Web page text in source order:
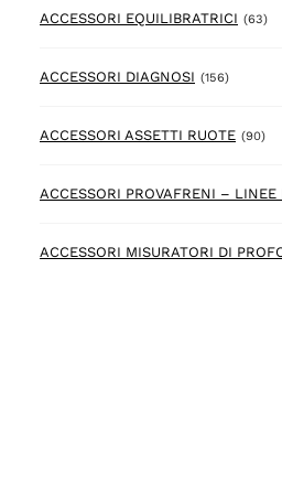
ACCESSORI EQUILIBRATRICI (63)
ACCESSORI DIAGNOSI (156)156
ACCESSORI ASSETTI RUOTE (90)90
ACCESSORI PROVAFRENI – LINEE
ACCESSORI MISURATORI DI